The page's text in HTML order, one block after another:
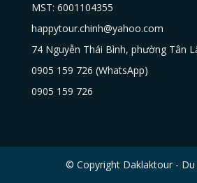
MST: 6001104355
happytour.chinh@yahoo.com
74 Nguyễn Thái Bình, phường Tân
0905 159 726 (WhatsApp)
0905 159 726
© Copyright Daklaktour - Du